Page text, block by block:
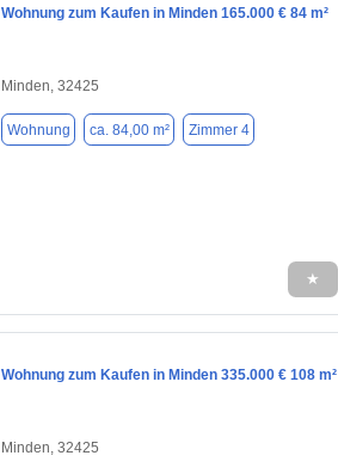
Wohnung zum Kaufen in Minden 165.000 € 84 m²
Minden, 32425
Wohnung ca. 84,00 m² Zimmer 4
★
Wohnung zum Kaufen in Minden 335.000 € 108 m²
Minden, 32425